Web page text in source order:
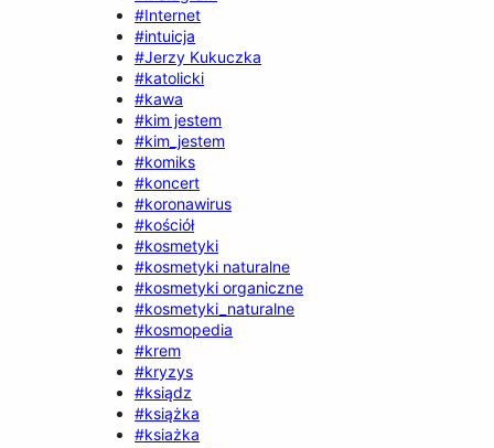
#Internet
#intuicja
#Jerzy Kukuczka
#katolicki
#kawa
#kim jestem
#kim_jestem
#komiks
#koncert
#koronawirus
#kościół
#kosmetyki
#kosmetyki naturalne
#kosmetyki organiczne
#kosmetyki_naturalne
#kosmopedia
#krem
#kryzys
#ksiądz
#książka
#ksiażka